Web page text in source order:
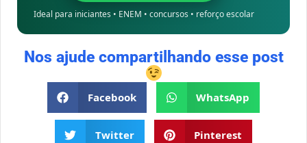
Ideal para iniciantes • ENEM • concursos • reforço escolar
Nos ajude compartilhando esse post
Facebook WhatsApp
Twitter Pinterest